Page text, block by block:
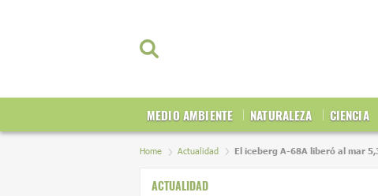
MEDIO AMBIENTE NATURALEZA CIENCIA
Home Actualidad El iceberg A-68A liberó al mar
ACTUALIDAD